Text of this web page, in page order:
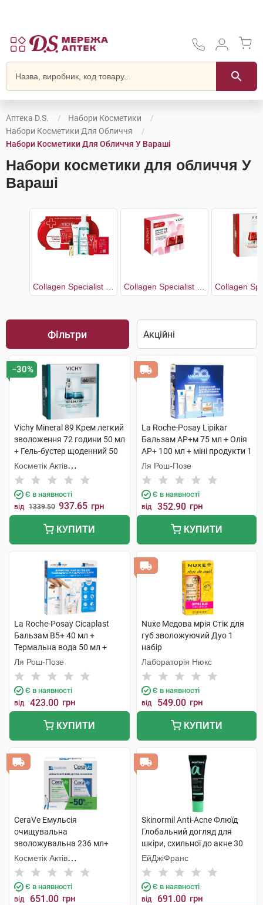
Аптека D.S.
Набори Косметики
Набори Косметики Для Обличчя
Набори Косметики Для Обличчя У Вараші
Набори косметики для обличчя У
Вараші
Фільтри
−30%
Vichy Mineral 89 Крем легкий
зволоження 72 години 50 мл
+ Гель-бустер щоденний 50
мл 1 набір
Косметік Актів
Інтернаціональ
Є в наявності
від 1339.50 937.65 грн
КУПИТИ
La Roche-Posay Lipikar
Бальзам AP+м 75 мл + Олія
AP+ 100 мл + міні продукти 1
набір
Ля Рош-Позе
Є в наявності
від 352.90 грн
КУПИТИ
La Roche-Posay Cicaplast
Бальзам B5+ 40 мл +
Термальна вода 50 мл +
Lipikar Syndet AP+ Крем-гель
15 мл + AntheliosUVA 400 1
набір
Ля Рош-Позе
Є в наявності
від 423.00 грн
КУПИТИ
Nuxe Медова мрія Стік для
губ зволожуючий Дуо 1
набір
Лабораторія Нюкс
Є в наявності
від 549.00 грн
КУПИТИ
CeraVe Емульсія
очищувальна
зволожувальна 236 мл+
молочко зволожувальне
236 мл 1 набір
Косметік Актів
Інтернаціональ
Є в наявності
від 651.00 грн
Skinormil Anti-Acne Флюїд
Глобальний догляд для
шкіри, схильної до акне 30
мл 1 туба
ЕйДжіФранс
Є в наявності
від 691.00 грн